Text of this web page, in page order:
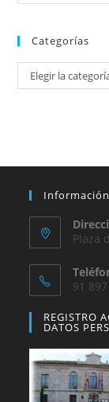
Categorías
Elegir la
Plaza
91
REGISTRO
DATOS